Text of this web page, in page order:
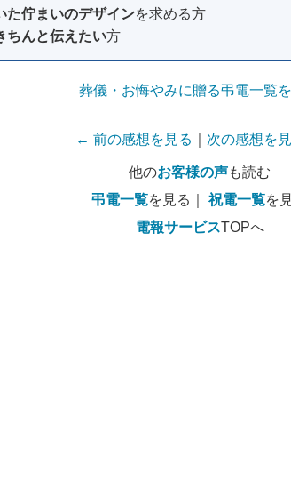
た佇まいのデザインを求める方
ちんと伝えたい方
葬儀・お悔やみに贈る弔電一覧
← 前の感想を見る 次の感想を
他のお客様の声も読む
弔電一覧を見る｜祝電一覧を
電報サービスTOPへ